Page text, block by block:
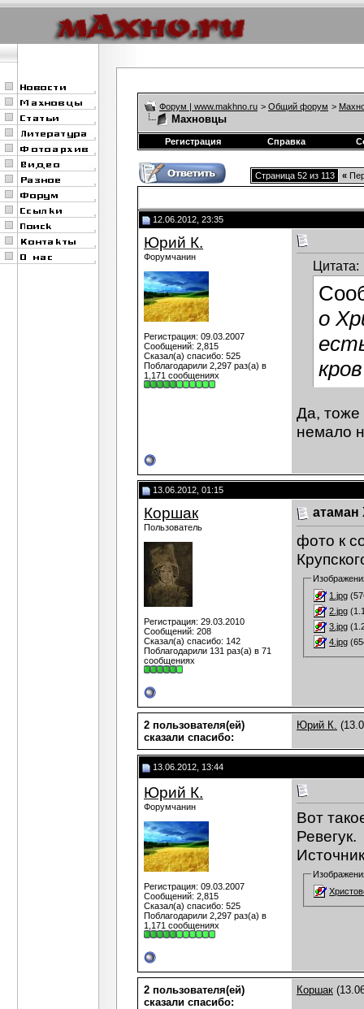
Форум | www.makhno.ru > Общий форум >
Махновцы
Регистрация Справка
Страница 52 из 113 «
12.06.2012, 23:35
Юрий К.
Форумчанин
Регистрация: 09.03.2007
Сообщений: 2,815
Сказал(а) спасибо: 525
Поблагодарили 2,297 раз(а) в
1,171 сообщениях
Цитата:
о
Да, тоже
немало
13.06.2012, 01:15
Коршак
Пользователь
Регистрация: 29.03.2010
Сообщений: 208
Сказал(а) спасибо: 142
Поблагодарили 131 раз(а) в 71
сообщениях
фото к
1.jpg
2.jpg
3.jpg
4.jpg
2 пользователя(ей)
сказали cпасибо:
Юрий К.
13.06.2012, 13:44
Юрий К.
Форумчанин
Регистрация: 09.03.2007
Сообщений: 2,815
Сказал(а) спасибо: 525
Поблагодарили 2,297 раз(а) в
1,171 сообщениях
Вот
Ревегук.
2 пользователя(ей)
сказали cпасибо:
Коршак